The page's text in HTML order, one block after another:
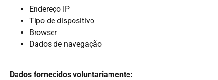
Endereço IP
Tipo de dispositivo
Browser
Dados de navegação
Dados fornecidos voluntariamente: